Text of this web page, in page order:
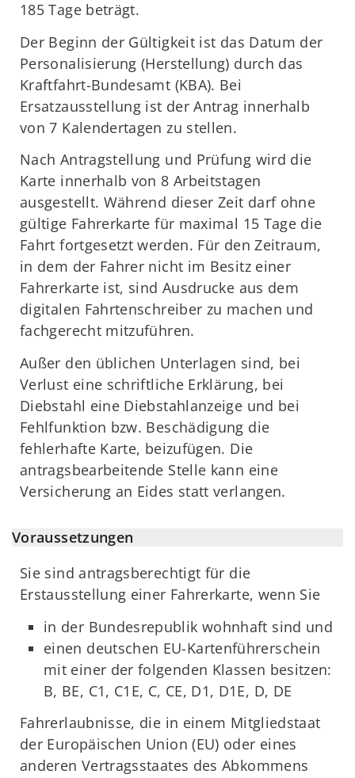
185 Tage beträgt.
Der Beginn der Gültigkeit ist das Datum der
Personalisierung (Herstellung) durch das
Kraftfahrt-Bundesamt (KBA). Bei
Ersatzausstellung ist der Antrag innerhalb
von 7 Kalendertagen zu stellen.
Nach Antragstellung und Prüfung wird die
Karte innerhalb von 8 Arbeitstagen
ausgestellt. Während dieser Zeit darf ohne
gültige Fahrerkarte für maximal 15 Tage die
Fahrt fortgesetzt werden. Für den Zeitraum,
in dem der Fahrer nicht im Besitz einer
Fahrerkarte ist, sind Ausdrucke aus dem
digitalen Fahrtenschreiber zu machen und
fachgerecht mitzuführen.
Außer den üblichen Unterlagen sind, bei
Verlust eine schriftliche Erklärung, bei
Diebstahl eine Diebstahlanzeige und bei
Fehlfunktion bzw. Beschädigung die
fehlerhafte Karte, beizufügen. Die
antragsbearbeitende Stelle kann eine
Versicherung an Eides statt verlangen.
Voraussetzungen
Sie sind antragsberechtigt für die
Erstausstellung einer Fahrerkarte, wenn Sie
in der Bundesrepublik wohnhaft sind und
einen deutschen EU-Kartenführerschein
mit einer der folgenden Klassen besitzen:
B, BE, C1, C1E, C, CE, D1, D1E, D, DE
Fahrerlaubnisse, die in einem Mitgliedstaat
der Europäischen Union (EU) oder eines
anderen Vertragsstaates des Abkommens